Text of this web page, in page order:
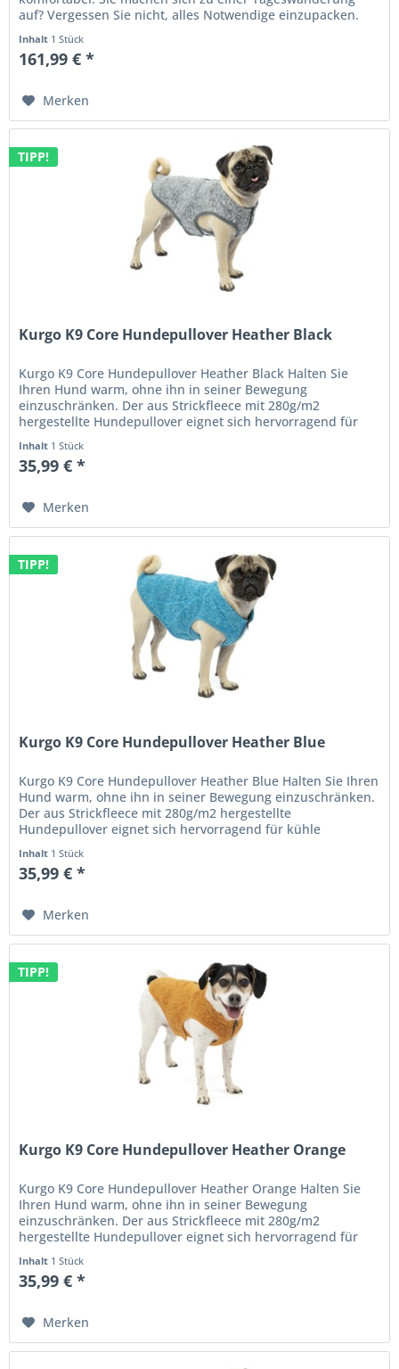
auf? Vergessen Sie nicht, alles Notwendige einzupacken.
Inhalt 1 Stück
161,99 € *
Merken
TIPP!
Kurgo K9 Core Hundepullover Heather Black
Kurgo K9 Core Hundepullover Heather Black Halten Sie
Ihren Hund warm, ohne ihn in seiner Bewegung
einzuschränken. Der aus Strickfleece mit 280g/m2
hergestellte Hundepullover eignet sich hervorragend für
Inhalt 1 Stück
35,99 € *
Merken
TIPP!
Kurgo K9 Core Hundepullover Heather Blue
Kurgo K9 Core Hundepullover Heather Blue Halten Sie Ihren
Hund warm, ohne ihn in seiner Bewegung einzuschränken.
Der aus Strickfleece mit 280g/m2 hergestellte
Hundepullover eignet sich hervorragend für kühle
Inhalt 1 Stück
35,99 € *
Merken
TIPP!
Kurgo K9 Core Hundepullover Heather Orange
Kurgo K9 Core Hundepullover Heather Orange Halten Sie
Ihren Hund warm, ohne ihn in seiner Bewegung
einzuschränken. Der aus Strickfleece mit 280g/m2
hergestellte Hundepullover eignet sich hervorragend für
Inhalt 1 Stück
35,99 € *
Merken